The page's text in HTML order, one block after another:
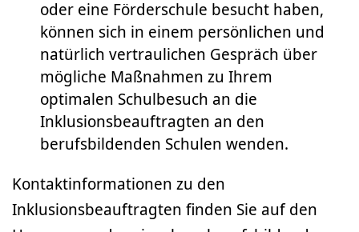
oder eine Förderschule besucht haben,
können sich in einem persönlichen und
natürlich vertraulichen Gespräch über
mögliche Maßnahmen zu Ihrem
optimalen Schulbesuch an die
Inklusionsbeauftragten an den
berufsbildenden Schulen wenden.
Kontaktinformationen zu den
Inklusionsbeauftragten finden Sie auf den